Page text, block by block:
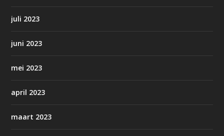
juli 2023
juni 2023
mei 2023
april 2023
maart 2023